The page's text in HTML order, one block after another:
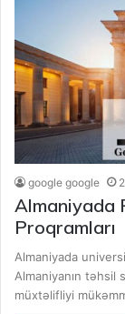
google google
Almaniyada
Proqramları
Almaniyada
Almaniyanın təhsil
müxtəlifliyi